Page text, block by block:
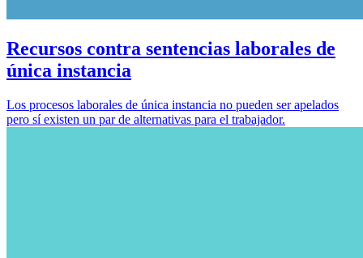
Recursos contra sentencias laborales de
única instancia
Los procesos laborales de única instancia no pueden ser apelados
pero sí existen un par de alternativas para el trabajador.